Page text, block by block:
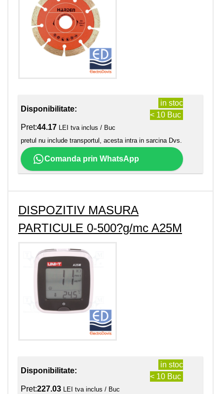
Disponibilitate:
in stoc
< 10 Buc
Pret:44.17 LEI tva inclus / Buc
pretul nu include transportul, acesta intra in sarcina Dvs.
Comanda prin WhatsApp
DISPOZITIV MASURA
PARTICULE 0-500?g/mc A25M
Disponibilitate:
in stoc
< 10 Buc
Pret:227.03 LEI tva inclus / Buc